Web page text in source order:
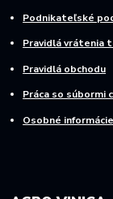
Podnikateľské
Pravidlá vrátenia
Pravidlá obchodu
Práca so súbormi
Osobné informácie